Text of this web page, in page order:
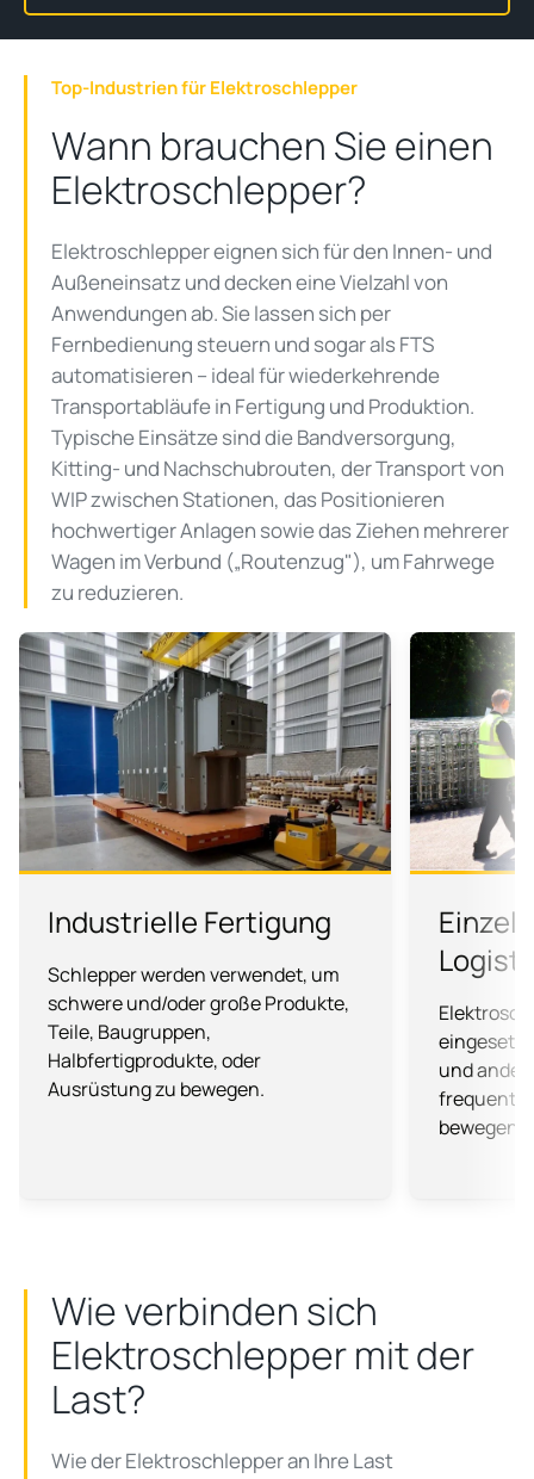
Top-Industrien für Elektroschlepper
Wann brauchen Sie einen
Elektroschlepper?
Elektroschlepper eignen sich für den Innen- und
Außeneinsatz und decken eine Vielzahl von
Anwendungen ab. Sie lassen sich per
Fernbedienung steuern und sogar als FTS
automatisieren – ideal für wiederkehrende
Transportabläufe in Fertigung und Produktion.
Typische Einsätze sind die Bandversorgung,
Kitting- und Nachschubrouten, der Transport von
WIP zwischen Stationen, das Positionieren
hochwertiger Anlagen sowie das Ziehen mehrerer
Wagen im Verbund („Routenzug"), um Fahrwege
zu reduzieren.
Industrielle Fertigung
Schlepper werden verwendet, um
schwere und/oder große Produkte,
Teile, Baugruppen,
Halbfertigprodukte, oder
Ausrüstung zu bewegen.
und
bewegen.
Wie verbinden sich
Elektroschlepper mit der
Last?
Wie der Elektroschlepper an Ihre Last